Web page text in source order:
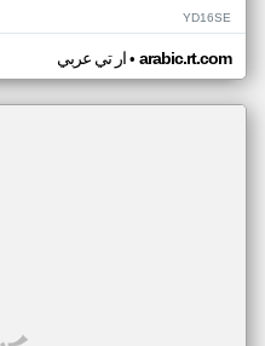
YD16SE
ار تي عربي• arabic.rt.com